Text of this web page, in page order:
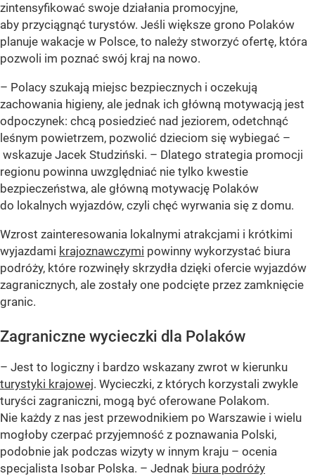
zintensyfikować swoje działania promocyjne,
aby przyciągnąć turystów. Jeśli większe grono Polaków
planuje wakacje w Polsce, to należy stworzyć ofertę, która
pozwoli im poznać swój kraj na nowo.
– Polacy szukają miejsc bezpiecznych i oczekują
zachowania higieny, ale jednak ich główną motywacją jest
odpoczynek: chcą posiedzieć nad jeziorem, odetchnąć
leśnym powietrzem, pozwolić dzieciom się wybiegać –
wskazuje Jacek Studziński. – Dlatego strategia promocji
regionu powinna uwzględniać nie tylko kwestie
bezpieczeństwa, ale główną motywację Polaków
do lokalnych wyjazdów, czyli chęć wyrwania się z domu.
Wzrost zainteresowania lokalnymi atrakcjami i krótkimi
wyjazdami krajoznawczymi powinny wykorzystać biura
podróży, które rozwinęły skrzydła dzięki ofercie wyjazdów
zagranicznych, ale zostały one podcięte przez zamknięcie
granic.
Zagraniczne wycieczki dla Polaków
– Jest to logiczny i bardzo wskazany zwrot w kierunku
turystyki krajowej. Wycieczki, z których korzystali zwykle
turyści zagraniczni, mogą być oferowane Polakom.
Nie każdy z nas jest przewodnikiem po Warszawie i wielu
mogłoby czerpać przyjemność z poznawania Polski,
podobnie jak podczas wizyty w innym kraju – ocenia
specjalista Isobar Polska. – Jednak biura podróży